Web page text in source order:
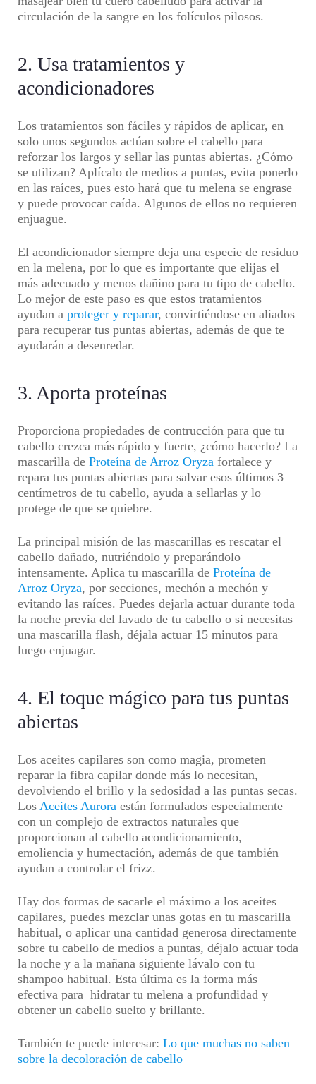
circulación de la sangre en los folículos pilosos.
2. Usa tratamientos y
acondicionadores
Los tratamientos son fáciles y rápidos de aplicar, en
solo unos segundos actúan sobre el cabello para
reforzar los largos y sellar las puntas abiertas. ¿Cómo
se utilizan? Aplícalo de medios a puntas, evita ponerlo
en las raíces, pues esto hará que tu melena se engrase
y puede provocar caída. Algunos de ellos no requieren
enjuague.
El acondicionador siempre deja una especie de residuo
en la melena, por lo que es importante que elijas el
más adecuado y menos dañino para tu tipo de cabello.
Lo mejor de este paso es que estos tratamientos
ayudan a proteger y reparar, convirtiéndose en aliados
para recuperar tus puntas abiertas, además de que te
ayudarán a desenredar.
3. Aporta proteínas
Proporciona propiedades de contrucción para que tu
cabello crezca más rápido y fuerte, ¿cómo hacerlo? La
mascarilla de Proteína de Arroz Oryza fortalece y
repara tus puntas abiertas para salvar esos últimos 3
centímetros de tu cabello, ayuda a sellarlas y lo
protege de que se quiebre.
La principal misión de las mascarillas es rescatar el
cabello dañado, nutriéndolo y preparándolo
intensamente. Aplica tu mascarilla de Proteína de
Arroz Oryza, por secciones, mechón a mechón y
evitando las raíces. Puedes dejarla actuar durante toda
la noche previa del lavado de tu cabello o si necesitas
una mascarilla flash, déjala actuar 15 minutos para
luego enjuagar.
4. El toque mágico para tus puntas
abiertas
Los aceites capilares son como magia, prometen
reparar la fibra capilar donde más lo necesitan,
devolviendo el brillo y la sedosidad a las puntas secas.
Los Aceites Aurora están formulados especialmente
con un complejo de extractos naturales que
proporcionan al cabello acondicionamiento,
emoliencia y humectación, además de que también
ayudan a controlar el frizz.
Hay dos formas de sacarle el máximo a los aceites
capilares, puedes mezclar unas gotas en tu mascarilla
habitual, o aplicar una cantidad generosa directamente
sobre tu cabello de medios a puntas, déjalo actuar toda
la noche y a la mañana siguiente lávalo con tu
shampoo habitual. Esta última es la forma más
efectiva para hidratar tu melena a profundidad y
obtener un cabello suelto y brillante.
También te puede interesar: Lo que muchas no saben
sobre la decoloración de cabello